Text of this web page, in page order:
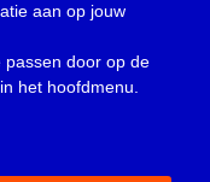
aan op jouw
passen door op de
het hoofdmenu.